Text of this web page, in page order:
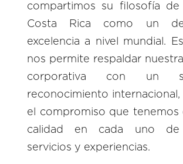
compartimos su filosofía de
Costa Rica como un
excelencia a nivel mundial.
nos permite respaldar
corporativa con un
reconocimiento
el compromiso que tenemos
calidad en cada uno de
servicios y experiencias.